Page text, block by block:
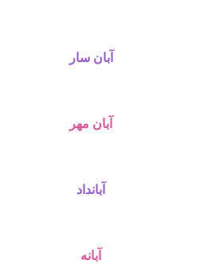
آبان سار
آبان مهر
آبانداد
آبانه